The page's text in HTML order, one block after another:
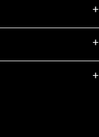
+
+
+